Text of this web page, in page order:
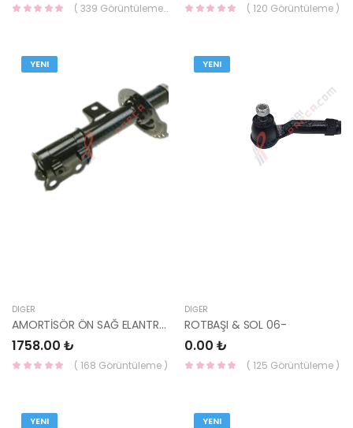
( 339 Görüntüleme ) ( 120 Görüntüleme )
YENI
DIĞER
AMORTİSÖR ÖN SAĞ ELANTRA 2011- 54661-3X050-YS
1758.00 ₺
( 168 Görüntüleme )
YENI
DIĞER
ROTBAŞI & SOL 06-
0.00 ₺
( 125 Görüntüleme )
YENI YENI